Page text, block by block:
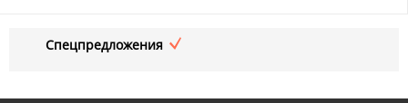
Спецпредложения